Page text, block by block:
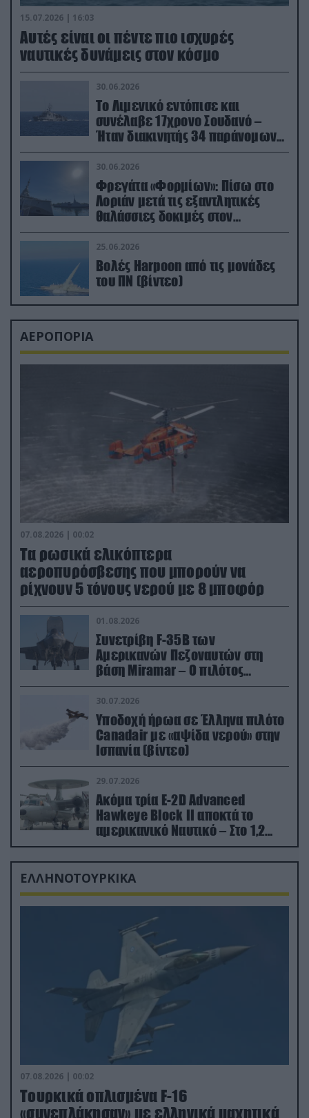
15.07.2026 | 16:03
Aυτές είναι οι πέντε πιο ισχυρές
ναυτικές δυνάμεις στον κόσμο
30.06.2026
Το Λιμενικό εντόπισε και
συνέλαβε 17χρονο Σουδανό –
Ήταν διακινητής 34 παράνομων
μεταναστών
30.06.2026
Φρεγάτα «Φορμίων»: Πίσω στο
Λοριάν μετά τις εξαντλητικές
θαλάσσιες δοκιμές στον
απαιτητικό Βισκαϊκό
25.06.2026
Βολές Harpoon από τις μονάδες
του ΠΝ (βίντεο)
ΑΕΡΟΠΟΡΙΑ
07.08.2026 | 00:02
Τα ρωσικά ελικόπτερα
αεροπυρόσβεσης που μπορούν να
ρίχνουν 5 τόνους νερού με 8 μποφόρ
01.08.2026
Συνετρίβη F-35B των
Αμερικανών Πεζοναυτών στη
βάση Miramar – Ο πιλότος
εκτινάχθηκε εγκαίρως
30.07.2026
Υποδοχή ήρωα σε Έλληνα πιλότο
Canadair με «αψίδα νερού» στην
Ισπανία (βίντεο)
29.07.2026
Ακόμα τρία E-2D Advanced
Hawkeye Block II αποκτά το
αμερικανικό Ναυτικό – Στο 1,2
δισ.δολάρια το κόστος
ΕΛΛΗΝΟΤΟΥΡΚΙΚΑ
07.08.2026 | 00:02
Τουρκικά οπλισμένα F-16
«συνεπλάκησαν» με ελληνικά μαχητικά